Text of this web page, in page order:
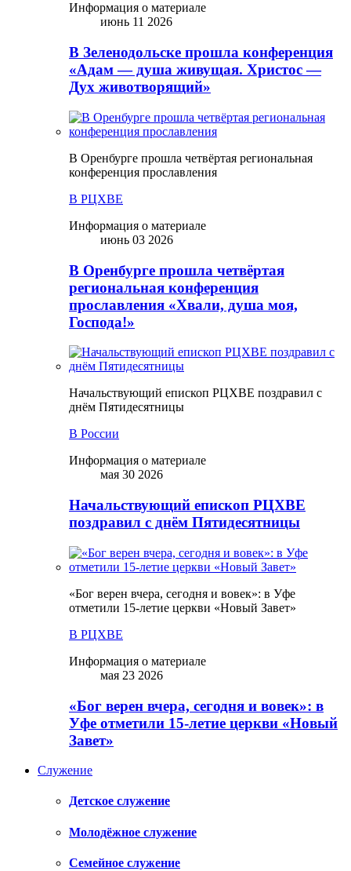
Информация о материале
июнь 11 2026
В Зеленодольске прошла конференция
«Адам — душа живущая. Христос —
Дух животворящий»
В Оренбурге прошла четвёртая региональная
конференция прославления
В РЦХВЕ
Информация о материале
июнь 03 2026
В Оренбурге прошла четвёртая
региональная конференция
прославления «Хвали, душа моя,
Господа!»
Начальствующий епископ РЦХВЕ поздравил с
днём Пятидесятницы
В России
Информация о материале
мая 30 2026
Начальствующий епископ РЦХВЕ
поздравил с днём Пятидесятницы
«Бог верен вчера, сегодня и вовек»: в Уфе
отметили 15-летие церкви «Новый Завет»
В РЦХВЕ
Информация о материале
мая 23 2026
«Бог верен вчера, сегодня и вовек»: в
Уфе отметили 15-летие церкви «Новый
Завет»
Служение
Детское служение
Молодёжное служение
Семейное служение